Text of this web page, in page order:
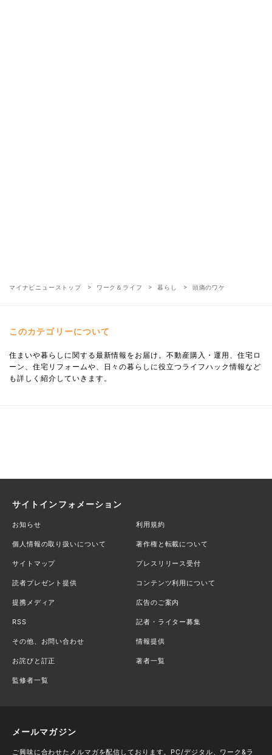
マイナビニューストップ ワーク＆ライフ 暮らし 頭痛のワケ
このカテゴリーについて
住まいや暮らしに関する最新情報をお届け。不動産購入・運用、住宅ロ
ーン、住宅リフォームや、日々の暮らしに役立つライフハック情報など
も詳しく紹介していきます。
サイトインフォメーション
お知らせ 利用規約
個人情報の取り扱いについて 著作権と転載について
サイトマップ プレスリリース受付
読者プレゼント提供 コンテンツ利用について
提携メディア 広告のご案内
RSS 記者・ライター募集
その他、お問い合わせ 情報提供
お詫びと訂正 著者一覧
監修者一覧
メールマガジン
ご興味に合わせたメルマガを配信しております。PC/デジタル、ワーク&ラ